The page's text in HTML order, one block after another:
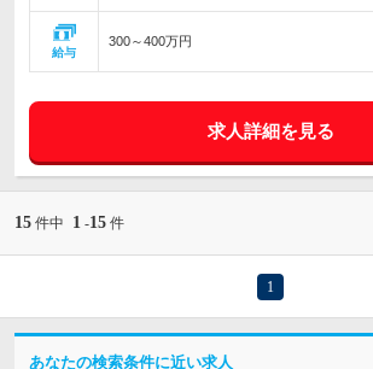
給与
300～400万円
求人詳細を見る
15 件中 1 -15 件
1
あなたの検索条件に近い求人